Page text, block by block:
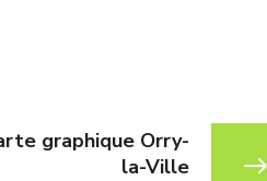
graphique Orry-
la-Ville